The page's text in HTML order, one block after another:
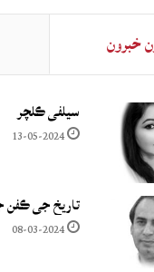
خبرون
سيلفي ڪلچر
13-05-2024
تاريخ جي
08-03-2024